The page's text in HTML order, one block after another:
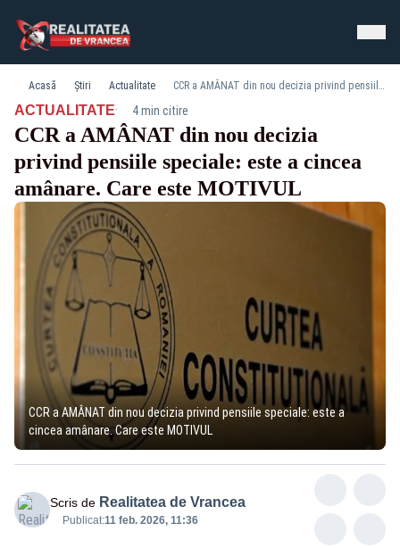
Acasă Știri Actualitate CCR a AMÂNAT din nou decizia privind pensiile speciale: este a cincea amânare. Care este MOTIVUL
ACTUALITATE· 4 min citire
CCR a AMÂNAT din nou decizia
privind pensiile speciale: este a cincea
amânare. Care este MOTIVUL
CCR a AMÂNAT din nou decizia privind pensiile speciale: este a
cincea amânare. Care este MOTIVUL
Scris de Realitatea de Vrancea
Publicat:11 feb. 2026, 11:36